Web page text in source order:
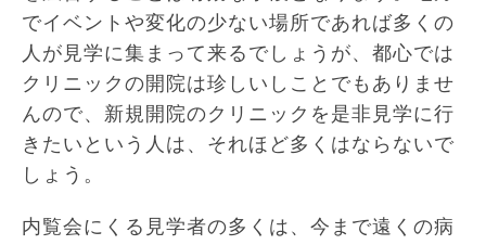
でイベントや変化の少ない場所であれば多くの
人が見学に集まって来るでしょうが、都心では
クリニックの開院は珍しいしことでもありませ
んので、新規開院のクリニックを是非見学に行
きたいという人は、それほど多くはならないで
しょう。
内覧会にくる見学者の多くは、今まで遠くの病